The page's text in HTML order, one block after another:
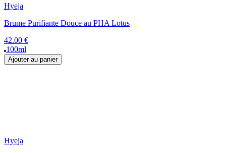
Hyeja
Brume Purifiante Douce au PHA Lotus
42.00 €
100ml
Ajouter au panier
Hyeja